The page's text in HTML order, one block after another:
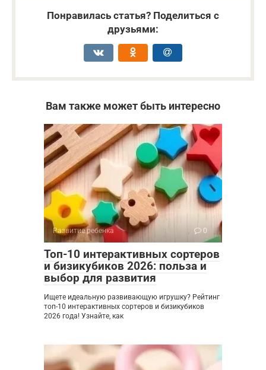
Понравилась статья? Поделиться с
друзьями:
Вам также может быть интересно
Развитие ребенка 0
Топ-10 интерактивных сортеров
и бизикубиков 2026: польза и
выбор для развития
Ищете идеальную развивающую игрушку? Рейтинг
топ-10 интерактивных сортеров и бизикубиков
2026 года! Узнайте, как